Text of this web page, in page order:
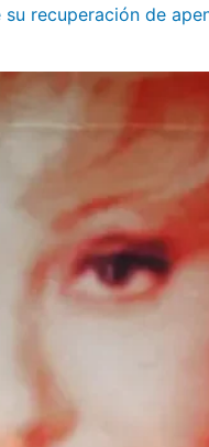
su recuperación de